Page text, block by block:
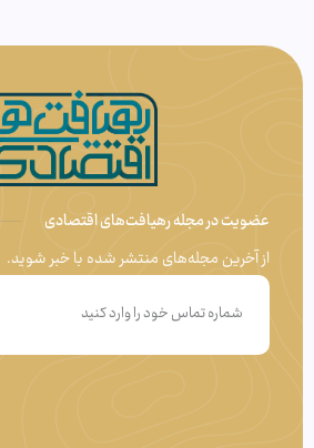
عضویت در مجله رهیافت‌های اقتصادی
از آخرین مجله‌های منتشر شده با خبر شوید.